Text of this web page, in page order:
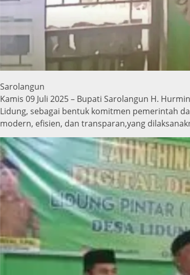
Sarolangun
Kamis 09 Juli 2025 – Bupati Sarolangun H.
Lidung, sebagai bentuk komitmen pemerintah
modern, efisien, dan transparan,yang